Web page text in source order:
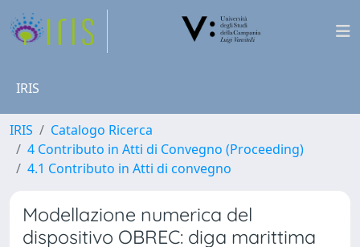
IRIS
IRIS
Catalogo Ricerca
4 Contributo in Atti di Convegno (Proceeding)
4.1 Contributo in Atti di convegno
Modellazione numerica del
dispositivo OBREC: diga marittima